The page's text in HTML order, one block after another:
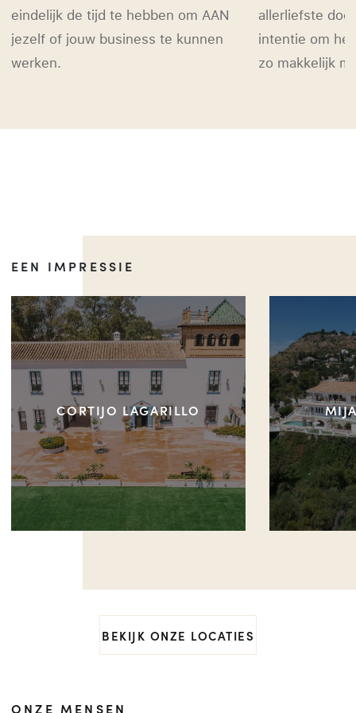
eindelijk de tijd te hebben om AAN
jezelf of jouw business te kunnen
werken.
allerliefste
intentie om
zo makkelijk
EEN IMPRESSIE
CORTIJO LAGARILLO
BEKIJK ONZE LOCATIES
ONZE MENSEN